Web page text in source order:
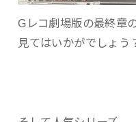
Gレコ劇場版の最終章
見てはいかがでしょう